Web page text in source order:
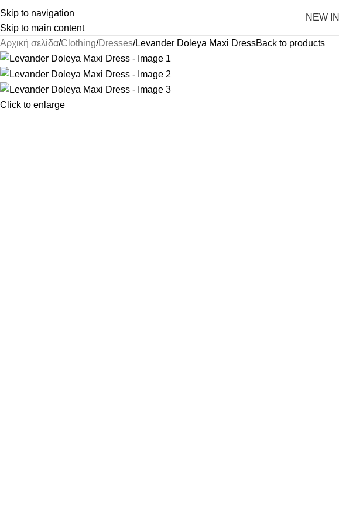
Skip to navigation
Skip to main content
NEW IN
Αρχική σελίδα Clothing Dresses Levander Doleya Maxi DressBack to products
Click to enlarge